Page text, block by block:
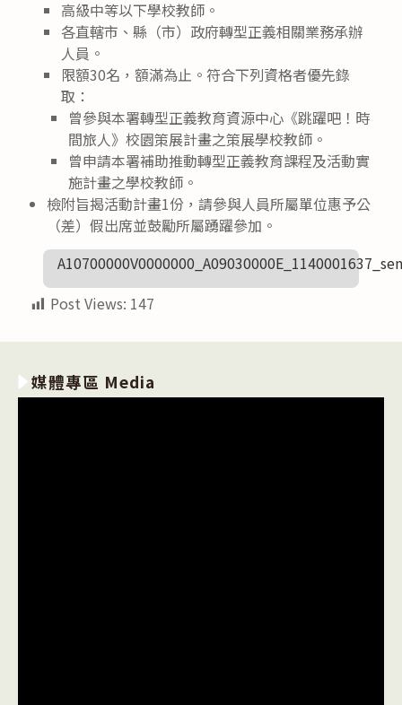
高級中等以下學校教師。
各直轄市、縣（市）政府轉型正義相關業務承辦
人員。
限額30名，額滿為止。符合下列資格者優先錄
取：
曾參與本署轉型正義教育資源中心《跳躍吧！時
間旅人》校園策展計畫之策展學校教師。
曾申請本署補助推動轉型正義教育課程及活動實
施計畫之學校教師。
檢附旨揭活動計畫1份，請參與人員所屬單位惠予公
（差）假出席並鼓勵所屬踴躍參加。
Post Views: 147
媒體專區 Media